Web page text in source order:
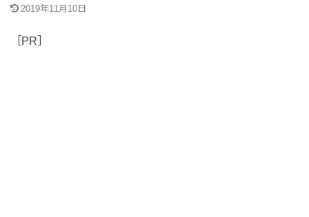
2019年11月10日
［PR］